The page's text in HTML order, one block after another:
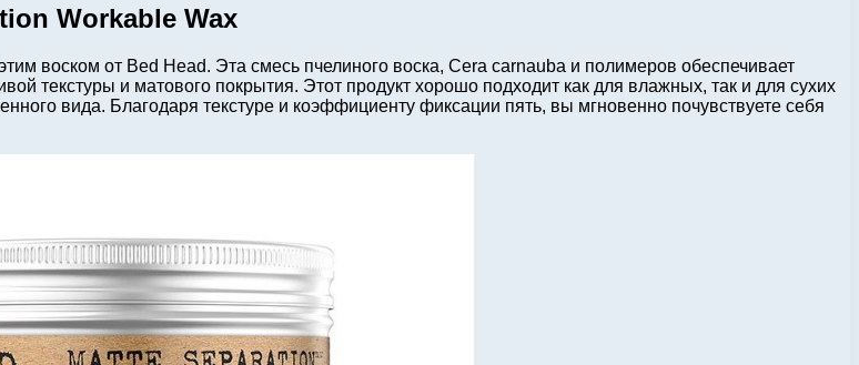
Workable Wax
воском от Bed Head. Эта смесь пчелиного воска, Cera carnauba и полимеров обеспечивает
текстуры и матового покрытия. Этот продукт хорошо подходит как для влажных, так и для сухих
вида. Благодаря текстуре и коэффициенту фиксации пять, вы мгновенно почувствуете себя